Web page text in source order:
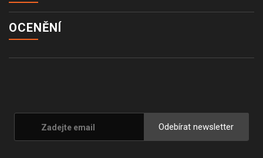
OCENĚNÍ
Odebírat newsletter